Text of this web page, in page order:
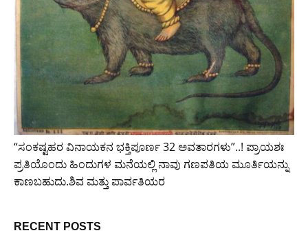
“ಸಂಕಷ್ಟಹರ ವಿನಾಯಕನ ಭಕ್ತಿಪೂರ್ಣ 32 ಅವತಾರಗಳು”..! ಪ್ರಾಯಶಃ
ಪ್ರತಿಯೊಂದು ಹಿಂದುಗಳ ಮನೆಯಲ್ಲಿ ನಾವು ಗಣಪತಿಯ ಮೂರ್ತಿಯನ್ನು
ಕಾಣಬಹುದು.ಶಿವ ಮತ್ತು ಪಾರ್ವತಿಯರ
RECENT POSTS